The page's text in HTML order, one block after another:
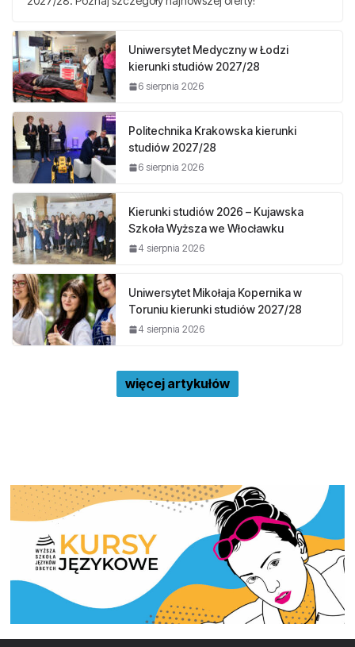
Uniwersytet Medyczny w Łodzi
kierunki studiów 2027/28
6 sierpnia 2026
Politechnika Krakowska kierunki
studiów 2027/28
6 sierpnia 2026
Kierunki studiów 2026 – Kujawska
Szkoła Wyższa we Włocławku
4 sierpnia 2026
Uniwersytet Mikołaja Kopernika w
Toruniu kierunki studiów 2027/28
4 sierpnia 2026
więcej artykułów